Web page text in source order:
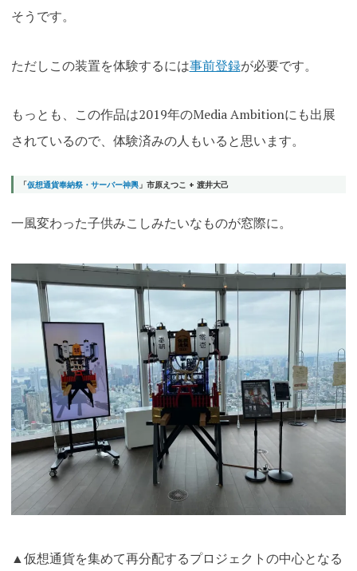
そうです。
ただしこの装置を体験するには事前登録が必要です。
もっとも、この作品は2019年のMedia Ambitionにも出展
されているので、体験済みの人もいると思います。
「仮想通貨奉納祭・サーバー神輿」市原えつこ + 渡井大己
一風変わった子供みこしみたいなものが窓際に。
▲仮想通貨を集めて再分配するプロジェクトの中心となる